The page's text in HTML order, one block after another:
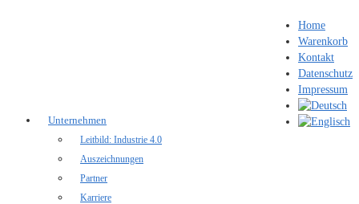
Home
Warenkorb
Kontakt
Datenschutz
Impressum
Unternehmen
Leitbild: Industrie 4.0
Auszeichnungen
Partner
Karriere